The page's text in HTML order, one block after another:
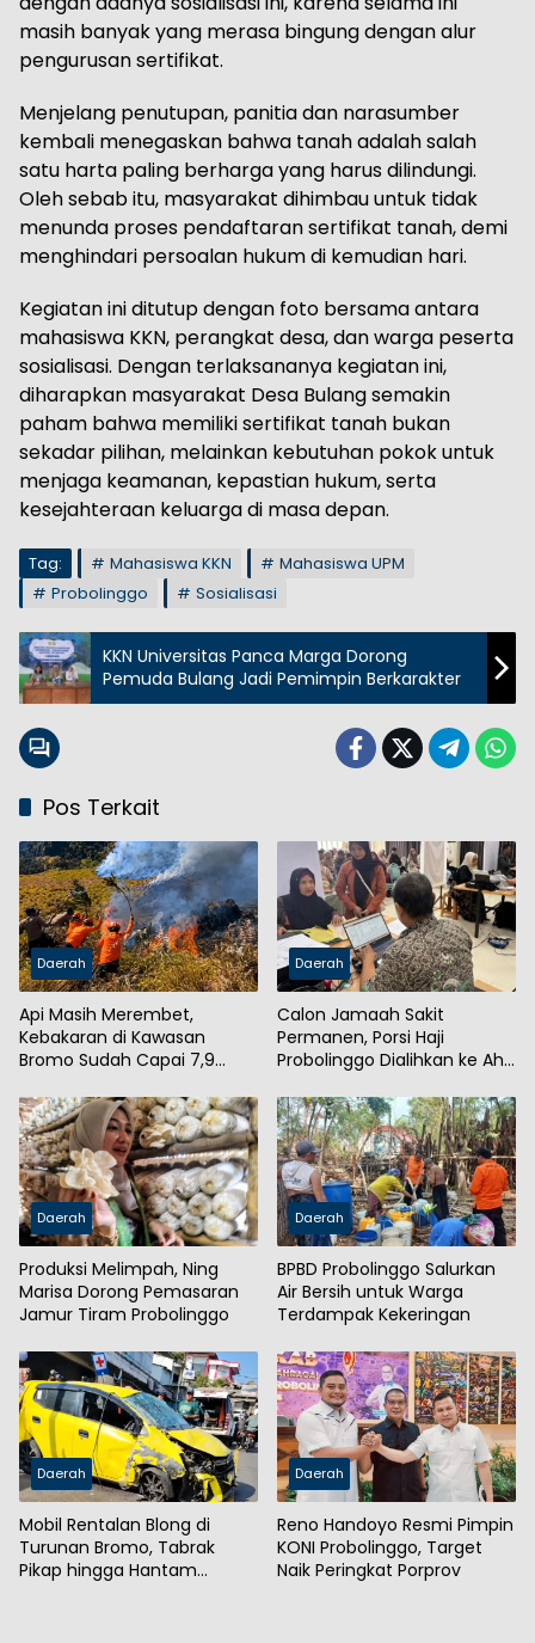
masih banyak yang merasa bingung dengan alur
pengurusan sertifikat.
Menjelang penutupan, panitia dan narasumber
kembali menegaskan bahwa tanah adalah salah
satu harta paling berharga yang harus dilindungi.
Oleh sebab itu, masyarakat dihimbau untuk tidak
menunda proses pendaftaran sertifikat tanah, demi
menghindari persoalan hukum di kemudian hari.
Kegiatan ini ditutup dengan foto bersama antara
mahasiswa KKN, perangkat desa, dan warga peserta
sosialisasi. Dengan terlaksananya kegiatan ini,
diharapkan masyarakat Desa Bulang semakin
paham bahwa memiliki sertifikat tanah bukan
sekadar pilihan, melainkan kebutuhan pokok untuk
menjaga keamanan, kepastian hukum, serta
kesejahteraan keluarga di masa depan.
Tag: Mahasiswa KKN
Mahasiswa UPM
Probolinggo
Sosialisasi
KKN Universitas Panca Marga Dorong
Pemuda Bulang Jadi Pemimpin Berkarakter
Pos Terkait
Daerah
Api Masih Merembet,
Kebakaran di Kawasan
Bromo Sudah Capai 7,9
Daerah
Calon Jamaah Sakit
Permanen, Porsi Haji
Probolinggo Dialihkan ke Ahli
Daerah
Produksi Melimpah, Ning
Marisa Dorong Pemasaran
Jamur Tiram Probolinggo
Daerah
BPBD Probolinggo Salurkan
Air Bersih untuk Warga
Terdampak Kekeringan
Daerah
Mobil Rentalan Blong di
Turunan Bromo, Tabrak
Pikap hingga Hantam
Daerah
Reno Handoyo Resmi Pimpin
KONI Probolinggo, Target
Naik Peringkat Porprov